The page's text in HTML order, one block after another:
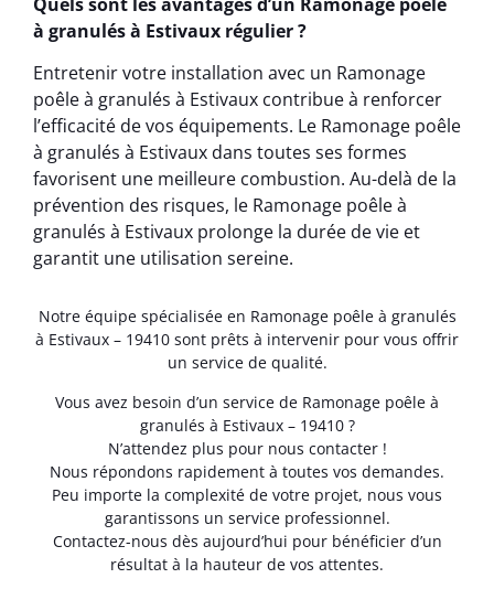
à granulés à Estivaux régulier ?
Entretenir votre installation avec un Ramonage
poêle à granulés à Estivaux contribue à renforcer
l’efficacité de vos équipements. Le Ramonage poêle
à granulés à Estivaux dans toutes ses formes
favorisent une meilleure combustion. Au-delà de la
prévention des risques, le Ramonage poêle à
granulés à Estivaux prolonge la durée de vie et
garantit une utilisation sereine.
Notre équipe spécialisée en Ramonage poêle à granulés
à Estivaux – 19410 sont prêts à intervenir pour vous offrir
un service de qualité.
Vous avez besoin d’un service de Ramonage poêle à
granulés à Estivaux – 19410 ?
N’attendez plus pour nous contacter !
Nous répondons rapidement à toutes vos demandes.
Peu importe la complexité de votre projet, nous vous
garantissons un service professionnel.
Contactez-nous dès aujourd’hui pour bénéficier d’un
résultat à la hauteur de vos attentes.